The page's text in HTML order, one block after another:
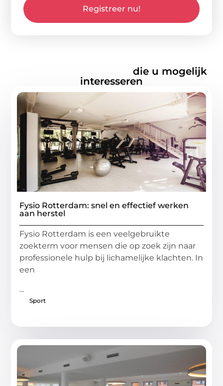
Registreer nu!
die u mogelijk
interesseren
Fysio Rotterdam: snel en effectief werken
aan herstel
Fysio Rotterdam is een veelgebruikte
zoekterm voor mensen die op zoek zijn naar
professionele hulp bij lichamelijke klachten. In
een
...
Sport